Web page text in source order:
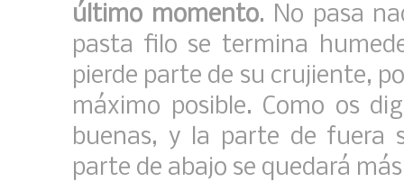
último momento. No pasa
pasta filo se termina
pierde parte de su crujiente,
máximo posible. Como os
buenas, y la parte de fuera
parte de abajo se quedará